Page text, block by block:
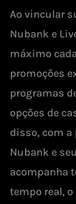
Ao vincular
Nubank e
máximo
promoções
programas
opções de
disso, com
Nubank e
acompanha
tempo real,